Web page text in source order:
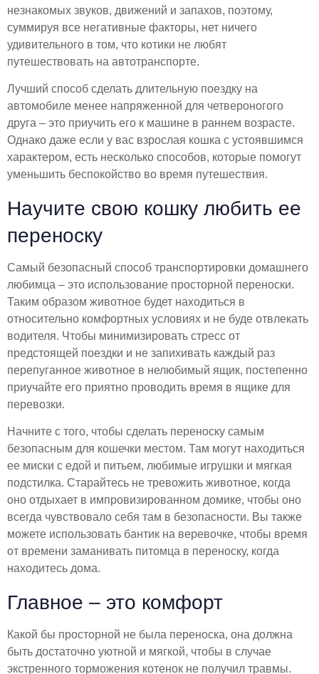
незнакомых звуков, движений и запахов, поэтому,
суммируя все негативные факторы, нет ничего
удивительного в том, что котики не любят
путешествовать на автотранспорте.
Лучший способ сделать длительную поездку на
автомобиле менее напряженной для четвероногого
друга – это приучить его к машине в раннем возрасте.
Однако даже если у вас взрослая кошка с устоявшимся
характером, есть несколько способов, которые помогут
уменьшить беспокойство во время путешествия.
Научите свою кошку любить ее
переноску
Самый безопасный способ транспортировки домашнего
любимца – это использование просторной переноски.
Таким образом животное будет находиться в
относительно комфортных условиях и не буде отвлекать
водителя. Чтобы минимизировать стресс от
предстоящей поездки и не запихивать каждый раз
перепуганное животное в нелюбимый ящик, постепенно
приучайте его приятно проводить время в ящике для
перевозки.
Начните с того, чтобы сделать переноску самым
безопасным для кошечки местом. Там могут находиться
ее миски с едой и питьем, любимые игрушки и мягкая
подстилка. Старайтесь не тревожить животное, когда
оно отдыхает в импровизированном домике, чтобы оно
всегда чувствовало себя там в безопасности. Вы также
можете использовать бантик на веревочке, чтобы время
от времени заманивать питомца в переноску, когда
находитесь дома.
Главное – это комфорт
Какой бы просторной не была переноска, она должна
быть достаточно уютной и мягкой, чтобы в случае
экстренного торможения котенок не получил травмы.